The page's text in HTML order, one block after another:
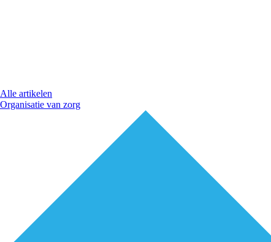
Alle artikelen
Organisatie van zorg